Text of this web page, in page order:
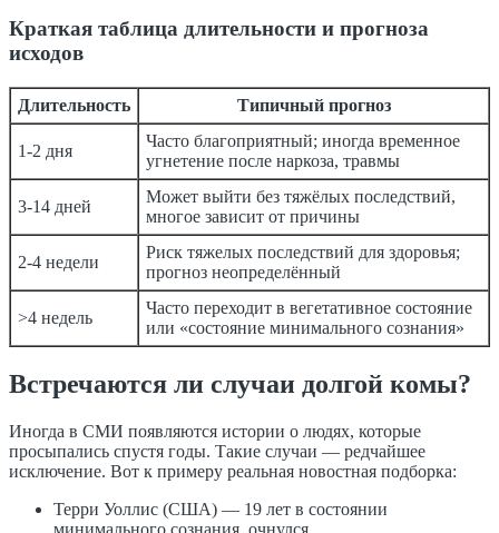
Краткая таблица длительности и прогноза
исходов
Длительность Типичный прогноз
1-2 дня
Часто благоприятный; иногда временное
угнетение после наркоза, травмы
3-14 дней
Может выйти без тяжёлых последствий,
многое зависит от причины
2-4 недели
Риск тяжелых последствий для здоровья;
прогноз неопределённый
>4 недель
Часто переходит в вегетативное состояние
или «состояние минимального сознания»
Встречаются ли случаи долгой комы?
Иногда в СМИ появляются истории о людях, которые
просыпались спустя годы. Такие случаи — редчайшее
исключение. Вот к примеру реальная новостная подборка:
Терри Уоллис (США) — 19 лет в состоянии
минимального сознания, очнулся.